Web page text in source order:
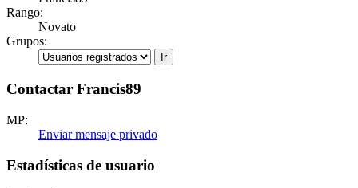
Rango:
Novato
Grupos:
Contactar Francis89
MP:
Enviar mensaje privado
Estadísticas de usuario